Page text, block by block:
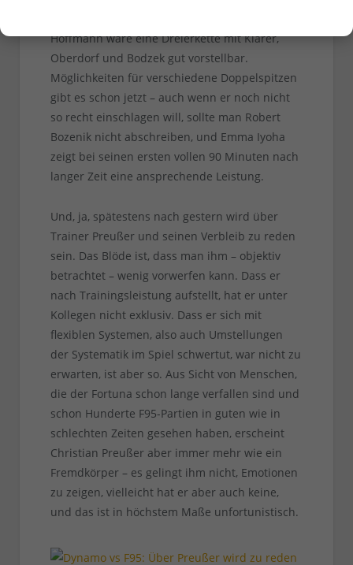
Hoffmann wäre eine Dreierkette mit Klarer,
Oberdorf und Bodzek gut vorstellbar.
Möglichkeiten für verschiedene Doppelspitzen
gibt es schon jetzt – auch wenn er noch nicht
so recht einschlagen will, sollte man Robert
Bozenik nicht abschreiben, und Emma Iyoha
zeigt bei seinen ersten vollen 90 Minuten nach
langer Zeit eine ansprechende Leistung.
Und, ja, spätestens nach gestern wird über
Trainer Preußer und seinen Verbleib zu reden
sein. Das Blöde ist, dass man ihm – objektiv
betrachtet – wenig vorwerfen kann. Dass er
nach Trainingsleistung aufstellt, hat er unter
Kollegen nicht exklusiv. Dass er sich mit
flexiblen Systemen, also auch Umstellungen
der Systematik im Spiel schwertut, war nicht zu
erwarten, ist aber so. Aus Sicht von Menschen,
die der Fortuna schon lange verfallen sind und
schon Hunderte F95-Partien in guten wie in
schlechten Zeiten gesehen haben, erscheint
Christian Preußer aber immer mehr wie ein
Fremdkörper – es gelingt ihm nicht, Emotionen
zu zeigen, vielleicht hat er aber auch keine,
und das ist in höchstem Maße unfortunistisch.